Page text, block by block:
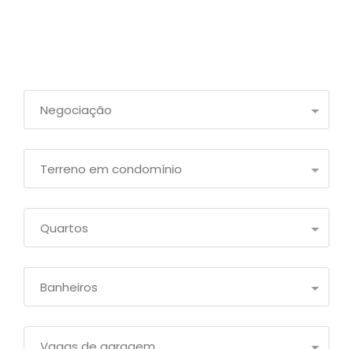
Negociação
Terreno em condomínio
Quartos
Banheiros